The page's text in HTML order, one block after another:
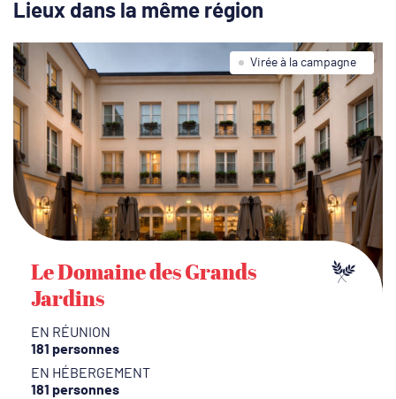
Lieux dans la même région
Virée à la campagne
Le Domaine des Grands
Jardins
EN RÉUNION
181 personnes
EN HÉBERGEMENT
181 personnes